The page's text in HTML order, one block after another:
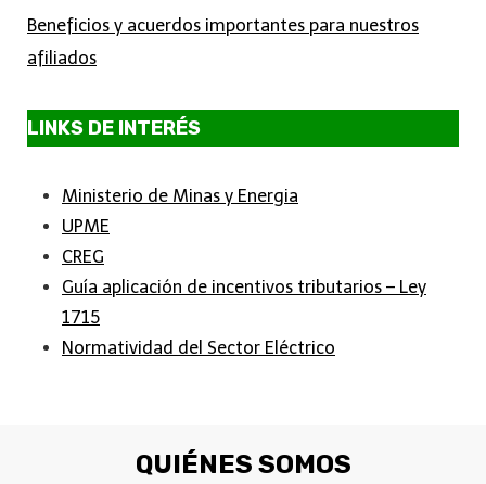
Beneficios y acuerdos importantes para nuestros
afiliados
LINKS DE INTERÉS
Ministerio de Minas y Energia
UPME
CREG
Guía aplicación de incentivos tributarios – Ley
1715
Normatividad del Sector Eléctrico
QUIÉNES SOMOS